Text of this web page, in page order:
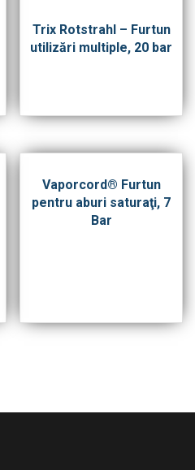
Trix Rotstrahl – Furtun
utilizări multiple, 20 bar
Vaporcord® Furtun
pentru aburi saturaţi, 7
Bar